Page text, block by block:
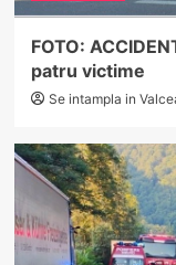
FOTO:
patru victime
Se intampla in